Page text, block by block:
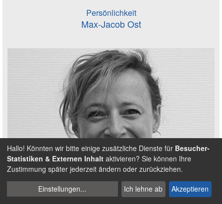
Persönlichkeit
Max-Jacob Ost
Cookies
verwalten
Hallo! Könnten wir bitte einige zusätzliche Dienste für Besucher-
Statistiken & Externen Inhalt aktivieren? Sie können Ihre
Zustimmung später jederzeit ändern oder zurückziehen.
Einstellungen... Ich lehne ab Akzeptieren